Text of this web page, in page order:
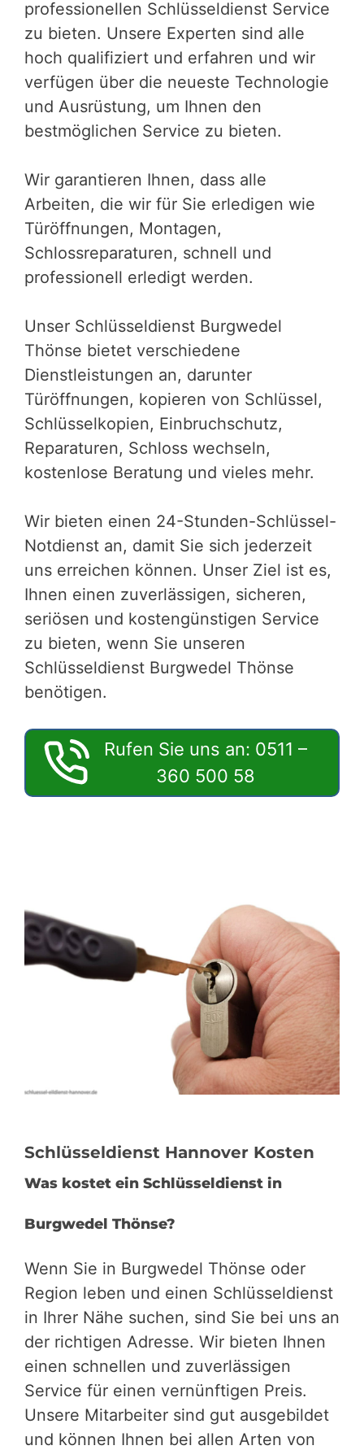
professionellen Schlüsseldienst Service
zu bieten. Unsere Experten sind alle
hoch qualifiziert und erfahren und wir
verfügen über die neueste Technologie
und Ausrüstung, um Ihnen den
bestmöglichen Service zu bieten.
Wir garantieren Ihnen, dass alle
Arbeiten, die wir für Sie erledigen wie
Türöffnungen, Montagen,
Schlossreparaturen, schnell und
professionell erledigt werden.
Unser Schlüsseldienst Burgwedel
Thönse bietet verschiedene
Dienstleistungen an, darunter
Türöffnungen, kopieren von Schlüssel,
Schlüsselkopien, Einbruchschutz,
Reparaturen, Schloss wechseln,
kostenlose Beratung und vieles mehr.
Wir bieten einen 24-Stunden-Schlüssel-
Notdienst an, damit Sie sich jederzeit
uns erreichen können. Unser Ziel ist es,
Ihnen einen zuverlässigen, sicheren,
seriösen und kostengünstigen Service
zu bieten, wenn Sie unseren
Schlüsseldienst Burgwedel Thönse
benötigen.
Rufen Sie uns an: 0511 –
360 500 58
Schlüsseldienst Hannover Kosten
Was kostet ein Schlüsseldienst in
Burgwedel Thönse?
Wenn Sie in Burgwedel Thönse oder
Region leben und einen Schlüsseldienst
in Ihrer Nähe suchen, sind Sie bei uns an
der richtigen Adresse. Wir bieten Ihnen
einen schnellen und zuverlässigen
Service für einen vernünftigen Preis.
Unsere Mitarbeiter sind gut ausgebildet
und können Ihnen bei allen Arten von